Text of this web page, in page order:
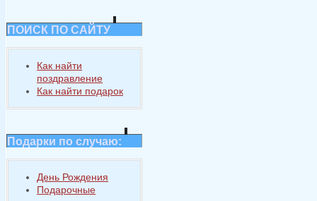
ПОИСК ПО САЙТУ
Как найти
поздравление
Как найти подарок
Подарки по случаю:
День Рождения
Подарочные